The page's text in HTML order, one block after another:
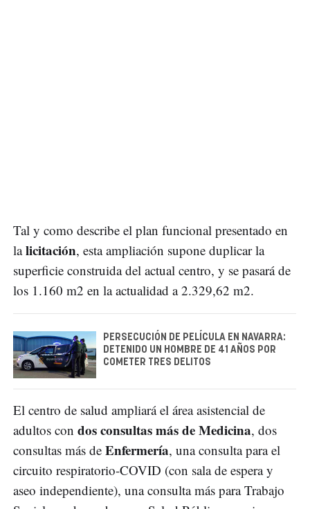
Tal y como describe el plan funcional presentado en
lalicitación, esta ampliación supone duplicar la
superficie construida del actual centro, y se pasará de
los 1.160 m2 en la actualidad a 2.329,62 m2.
PERSECUCIÓN DE PELÍCULA EN NAVARRA:
DETENIDO UN HOMBRE DE 41 AÑOS POR
COMETER TRES DELITOS
El centro de salud ampliará el área asistencial de
adultos con dos consultas más de Medicina, dos
consultas más de Enfermería, una consulta para el
circuito respiratorio-COVID (con sala de espera y
aseo independiente), una consulta más para Trabajo